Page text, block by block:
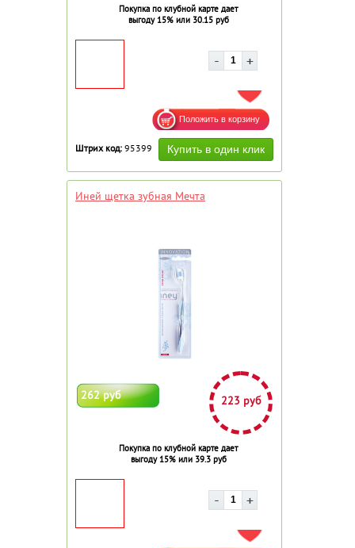
Покупка по клубной карте дает
выгоду 15% или 30.15 руб
ДОБАВИТЬ В ИЗБРАННОЕ
Штрих код: 95399
Иней щетка зубная Мечта
262 руб 223 руб
Покупка по клубной карте дает
выгоду 15% или 39.3 руб
ДОБАВИТЬ В ИЗБРАННОЕ